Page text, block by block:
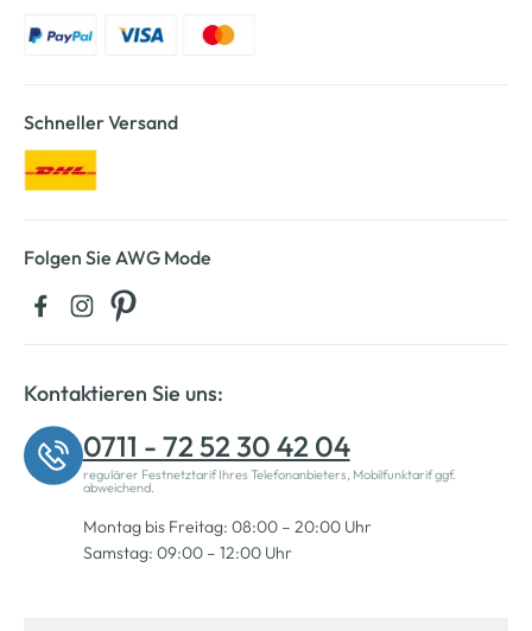
Schneller Versand
Folgen Sie AWG Mode
Kontaktieren Sie uns:
0711 - 72 52 30 42 04
regulärer Festnetztarif Ihres Telefonanbieters, Mobilfunktarif ggf.
abweichend.
Montag bis Freitag: 08:00 – 20:00 Uhr
Samstag: 09:00 – 12:00 Uhr